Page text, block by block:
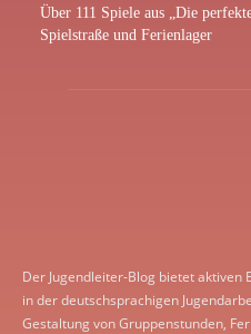
Über 111 Spiele aus „Die
Spielstraße und Ferienlager
Der Jugendleiter-Blog bietet
in der deutschsprachigen
Gestaltung von Gruppenstunden,